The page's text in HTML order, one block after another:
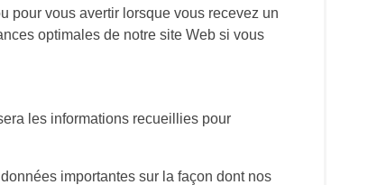
pour vous avertir lorsque vous recevez un
optimales de notre site Web si vous
les informations recueillies pour
importantes sur la façon dont nos